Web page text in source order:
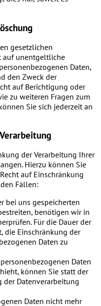
gesetzlichen
auf unentgeltliche
Daten,
den Zweck der
auf Berichtigung oder
zu weiteren Fragen zum
Sie sich jederzeit an
der Verarbeitung Ihrer
Hierzu können Sie
auf Einschränkung
Fällen:
bei uns gespeicherten
benötigen wir in
Für die Dauer der
die Einschränkung der
Daten zu
Daten
können Sie statt der
der Datenverarbeitung
Daten nicht mehr